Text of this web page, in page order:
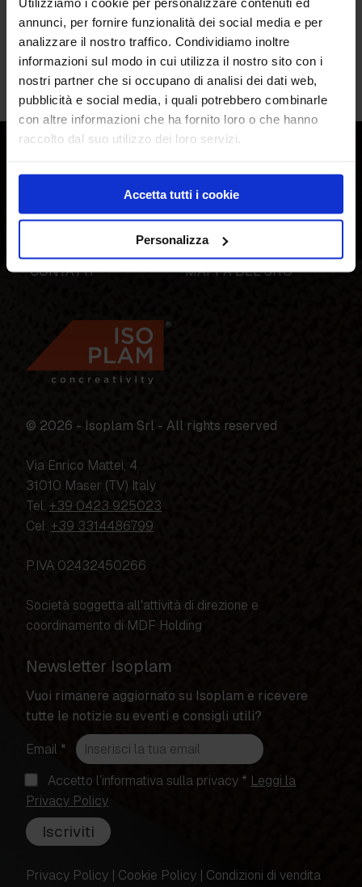
annunci, per fornire funzionalità dei social media e per
analizzare il nostro traffico. Condividiamo inoltre
informazioni sul modo in cui utilizza il nostro sito con i
nostri partner che si occupano di analisi dei dati web,
pubblicità e social media, i quali potrebbero combinarle
con altre informazioni che ha fornito loro o che hanno
raccolto dal suo utilizzo dei loro servizi.
Accetta tutti i cookie
Personalizza
Massimo 32 MB
Invia
SOLUZIONI
PROGETTI
CATALOGHI
SCHEDE TECNICHE
VIDEO
CONTATTI
MAPPA DEL SITO
© 2026 - Isoplam Srl - All rights reserved
Via Enrico Mattei, 4
31010 Maser (TV) Italy
Tel. +39 0423 925023
Cel. +39 3314486799
P.IVA 02432450266
Società soggetta all'attività di direzione e
coordinamento di MDF Holding
Newsletter Isoplam
Vuoi rimanere aggiornato su Isoplam e ricevere
tutte le notizie su eventi e consigli utili?
Email *
(campo
obbligatorio)
Accetto l’informativa sulla privacy * (campo
Leggi la
Privacy Policy(si
apre
in
nuova
Iscriviti
Privacy Policy | Cookie Policy | Condizioni di vendita